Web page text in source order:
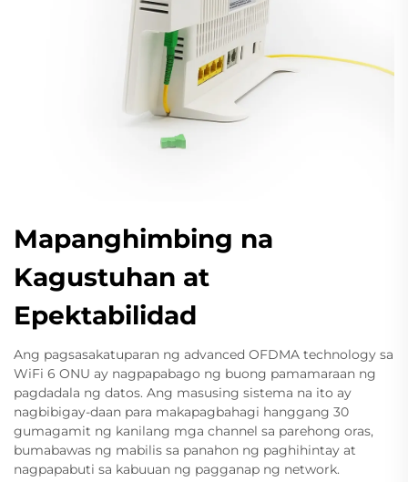
Mapanghimbing na
Kagustuhan at
Epektabilidad
Ang pagsasakatuparan ng advanced OFDMA technology sa
WiFi 6 ONU ay nagpapabago ng buong pamamaraan ng
pagdadala ng datos. Ang masusing sistema na ito ay
nagbibigay-daan para makapagbahagi hanggang 30
gumagamit ng kanilang mga channel sa parehong oras,
bumabawas ng mabilis sa panahon ng paghihintay at
nagpapabuti sa kabuuan ng pagganap ng network.